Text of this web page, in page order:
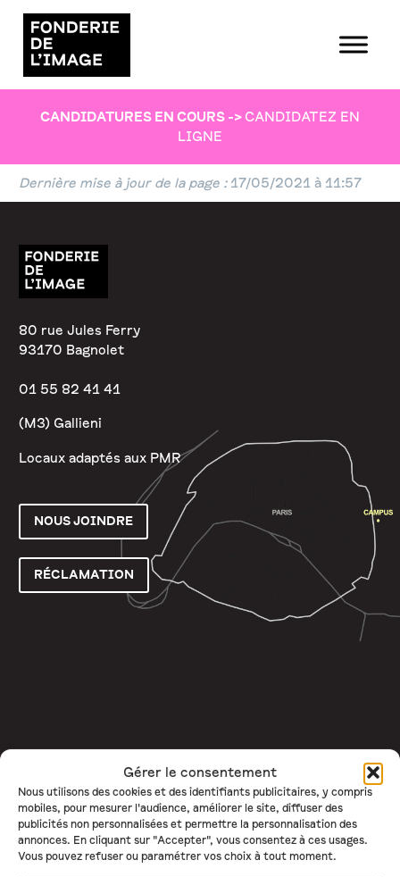
Gérer le consentement
Nous utilisons des cookies et des identifiants publicitaires, y compris
mobiles, pour mesurer l'audience, améliorer le site, diffuser des
publicités non personnalisées et permettre la personnalisation des
annonces. En cliquant sur "Accepter", vous consentez à ces usages.
Vous pouvez refuser ou paramétrer vos choix à tout moment.
CANDIDATURES EN COURS -> CANDIDATEZ EN
LIGNE
Dernière mise à jour de la page : 17/05/2021 à 11:57
80 rue Jules Ferry
93170 Bagnolet
01 55 82 41 41
(M3) Gallieni
Locaux adaptés aux PMR
NOUS JOINDRE
RÉCLAMATION
L'ÉCOLE
FORMATIONS